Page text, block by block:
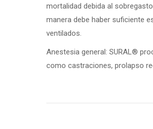
mortalidad debida al
manera debe haber suficiente
ventilados.
Anestesia general: SURAL®
como castraciones, prolapso